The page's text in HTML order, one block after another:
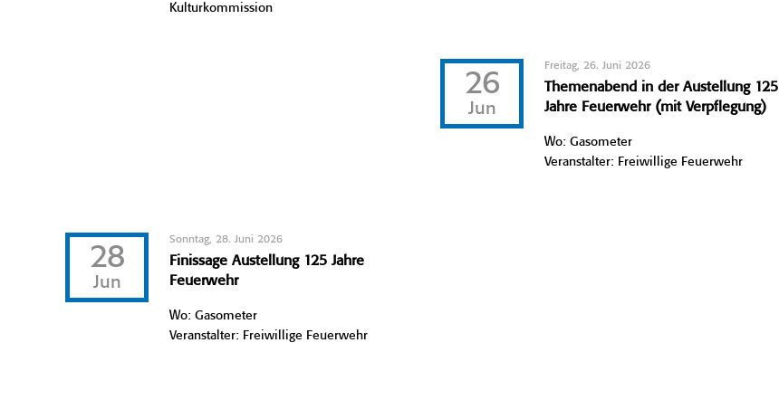
Kulturkommission
26
Jun
Freitag, 26. Juni 2026
Themenabend in der Austellung 125
Jahre Feuerwehr (mit Verpflegung)
Wo: Gasometer
Veranstalter: Freiwillige Feuerwehr
28
Jun
Sonntag, 28. Juni 2026
Finissage Austellung 125 Jahre
Feuerwehr
Wo: Gasometer
Veranstalter: Freiwillige Feuerwehr